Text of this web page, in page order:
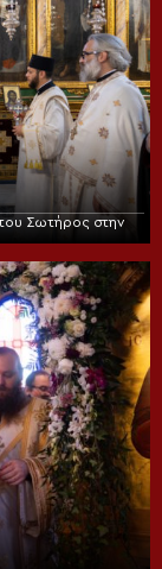
Σωτήρος στην